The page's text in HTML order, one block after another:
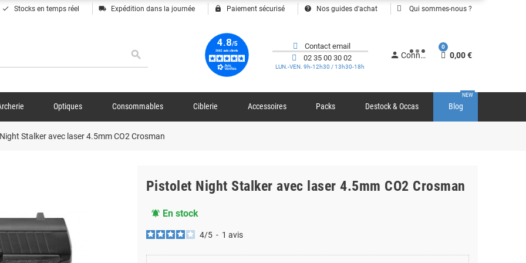
done Stocks en temps réel local_shipping Expédition dans la journée lock Paiement sécurisé help Nos guides d'achat Qui sommes-nous ?
search
Contact email
02 35 00 30 02
LUN.-VEN. 9h-12h30 / 13h30-18h
person Connexion
0
0,00 €
Optiques Consommables Ciblerie Accessoires Packs Destock & Occas Blog
NEW
Stalker avec laser 4.5mm CO2 Crosman
Pistolet Night Stalker avec laser 4.5mm CO2 Crosman
notifications_active En stock
4/5 - 1 avis